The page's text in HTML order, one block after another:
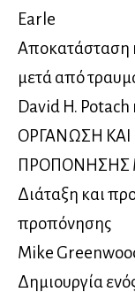
Earle
Αποκατάσταση
μετά από
David H. Potach
ΟΡΓΑΝΩΣΗ ΚΑΙ
ΠΡΟΠΟΝΗΣΗΣ
Διάταξη και
προπόνησης
Mike
Δημιουργία